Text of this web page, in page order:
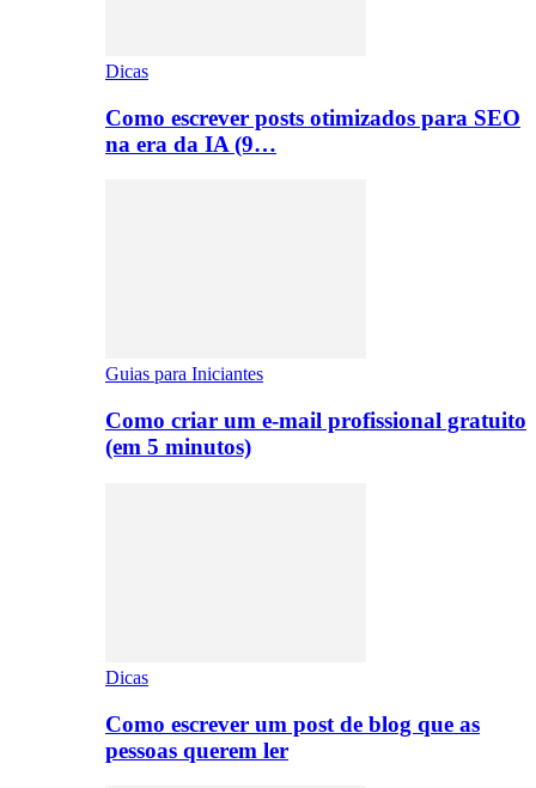
Dicas
Como escrever posts otimizados para SEO
na era da IA (9…
Guias para Iniciantes
Como criar um e-mail profissional gratuito
(em 5 minutos)
Dicas
Como escrever um post de blog que as
pessoas querem ler